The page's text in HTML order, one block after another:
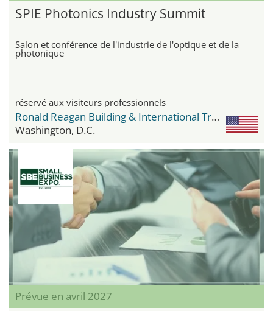
SPIE Photonics Industry Summit
Salon et conférence de l'industrie de l'optique et de la
photonique
réservé aux visiteurs professionnels
Ronald Reagan Building & International Trade Center
Washington, D.C.
Prévue en avril 2027